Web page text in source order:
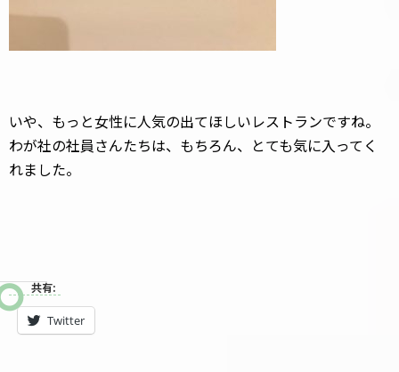
いや、もっと女性に人気の出てほしいレストランですね。
わが社の社員さんたちは、もちろん、とても気に入ってく
れました。
共有:
Twitter